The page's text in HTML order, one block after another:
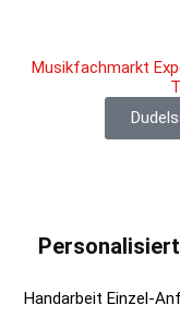
Musikfachmarkt
Handarbeit Einzel-